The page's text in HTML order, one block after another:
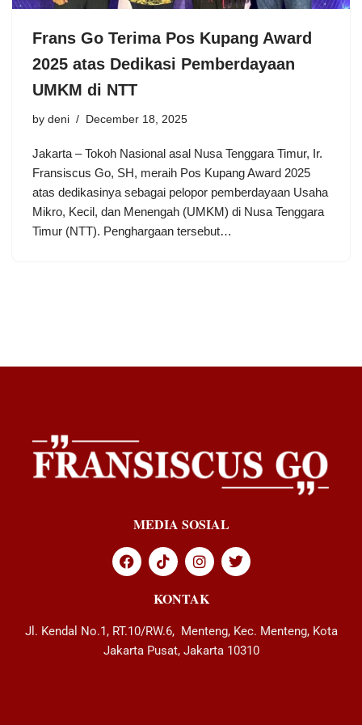
Frans Go Terima Pos Kupang Award
2025 atas Dedikasi Pemberdayaan
UMKM di NTT
by deni December 18, 2025
Jakarta – Tokoh Nasional asal Nusa Tenggara Timur, Ir.
Fransiscus Go, SH, meraih Pos Kupang Award 2025
atas dedikasinya sebagai pelopor pemberdayaan Usaha
Mikro, Kecil, dan Menengah (UMKM) di Nusa Tenggara
Timur (NTT). Penghargaan tersebut…
MEDIA SOSIAL
KONTAK
Jl. Kendal No.1, RT.10/RW.6, Menteng, Kec. Menteng, Kota
Jakarta Pusat, Jakarta 10310